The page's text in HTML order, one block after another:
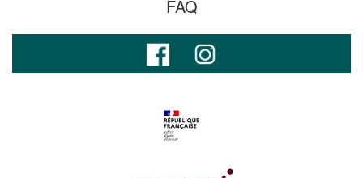
FAQ